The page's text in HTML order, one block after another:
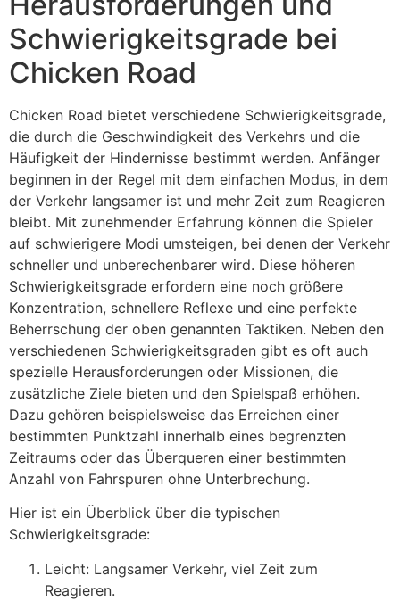
Schwierigkeitsgrade bei
Chicken Road
Chicken Road bietet verschiedene Schwierigkeitsgrade,
die durch die Geschwindigkeit des Verkehrs und die
Häufigkeit der Hindernisse bestimmt werden. Anfänger
beginnen in der Regel mit dem einfachen Modus, in dem
der Verkehr langsamer ist und mehr Zeit zum Reagieren
bleibt. Mit zunehmender Erfahrung können die Spieler
auf schwierigere Modi umsteigen, bei denen der Verkehr
schneller und unberechenbarer wird. Diese höheren
Schwierigkeitsgrade erfordern eine noch größere
Konzentration, schnellere Reflexe und eine perfekte
Beherrschung der oben genannten Taktiken. Neben den
verschiedenen Schwierigkeitsgraden gibt es oft auch
spezielle Herausforderungen oder Missionen, die
zusätzliche Ziele bieten und den Spielspaß erhöhen.
Dazu gehören beispielsweise das Erreichen einer
bestimmten Punktzahl innerhalb eines begrenzten
Zeitraums oder das Überqueren einer bestimmten
Anzahl von Fahrspuren ohne Unterbrechung.
Hier ist ein Überblick über die typischen
Schwierigkeitsgrade:
Leicht: Langsamer Verkehr, viel Zeit zum
Reagieren.